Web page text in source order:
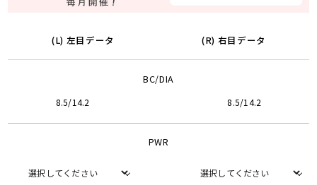
(L) 左目データ (R) 右目データ
BC/DIA
8.5/14.2 8.5/14.2
PWR